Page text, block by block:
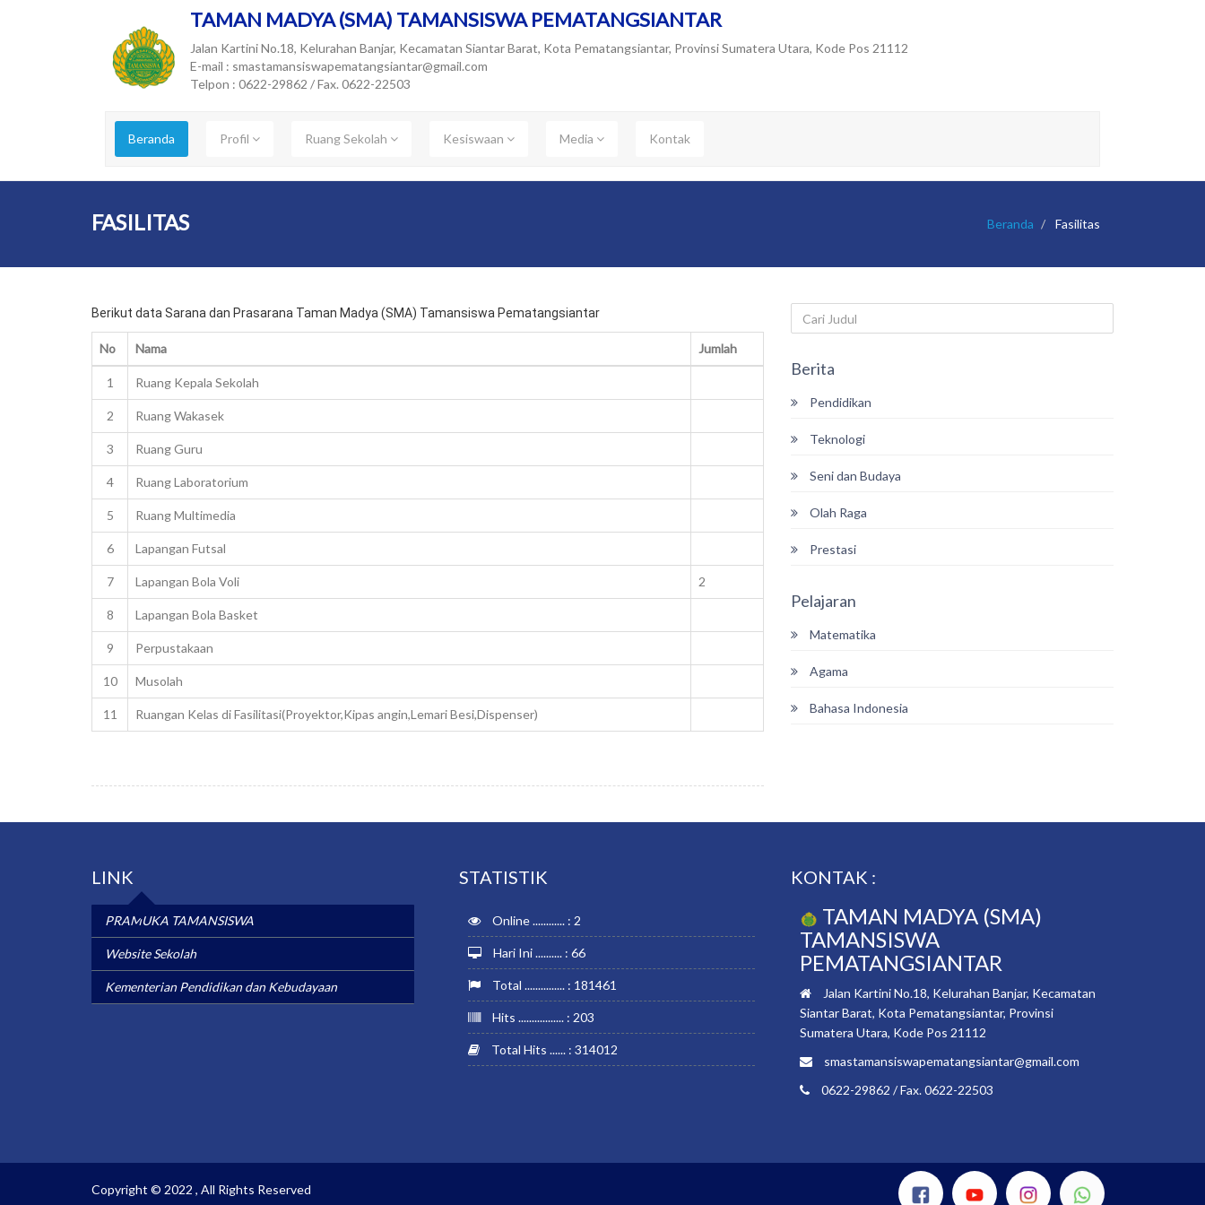
TAMAN MADYA (SMA) TAMANSISWA PEMATANGSIANTAR
Jalan Kartini No.18, Kelurahan Banjar, Kecamatan Siantar Barat, Kota Pematangsiantar, Provinsi Sumatera Utara, Kode Pos 21112
E-mail : smastamansiswapematangsiantar@gmail.com
Telpon : 0622-29862 / Fax. 0622-22503
Beranda Profil Ruang Sekolah Kesiswaan Media Kontak
FASILITAS Beranda Fasilitas
Berikut data Sarana dan Prasarana Taman Madya (SMA) Tamansiswa Pematangsiantar
No Nama Jumlah
1 Ruang Kepala Sekolah
2 Ruang Wakasek
3 Ruang Guru
4 Ruang Laboratorium
5 Ruang Multimedia
6 Lapangan Futsal
7 Lapangan Bola Voli 2
8 Lapangan Bola Basket
9 Perpustakaan
10 Musolah
11 Ruangan Kelas di Fasilitasi(Proyektor,Kipas angin,Lemari Besi,Dispenser)
Berita
Pendidikan
Teknologi
Seni dan Budaya
Olah Raga
Prestasi
Pelajaran
Matematika
Agama
Bahasa Indonesia
LINK
PRAMUKA TAMANSISWA
Website Sekolah
Kementerian Pendidikan dan Kebudayaan
STATISTIK
Online ............ : 2
Hari Ini .......... : 66
Total ............... : 181461
Hits ................. : 203
Total Hits ...... : 314012
KONTAK :
TAMAN MADYA (SMA)
TAMANSISWA
PEMATANGSIANTAR
Jalan Kartini No.18, Kelurahan Banjar, Kecamatan
Siantar Barat, Kota Pematangsiantar, Provinsi
Sumatera Utara, Kode Pos 21112
smastamansiswapematangsiantar@gmail.com
0622-29862 / Fax. 0622-22503
Copyright © 2022 , All Rights Reserved